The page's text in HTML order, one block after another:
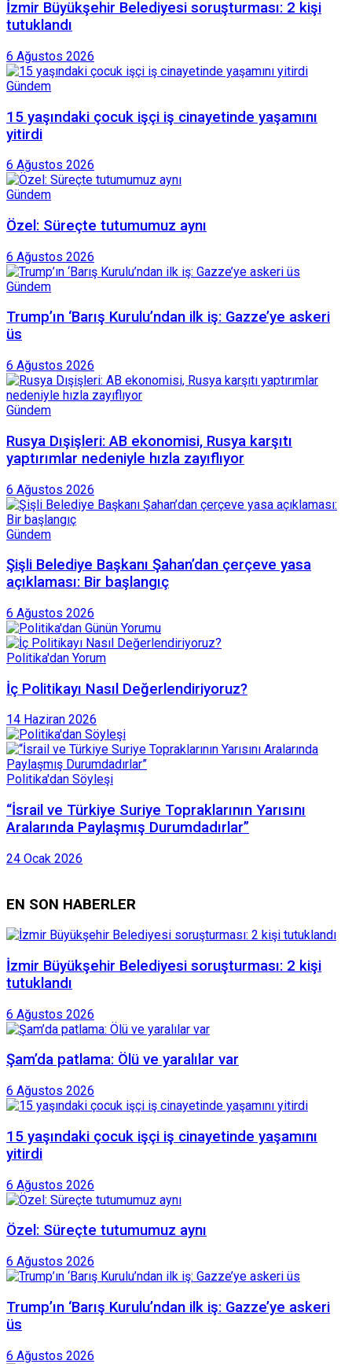
İzmir Büyükşehir Belediyesi soruşturması: 2 kişi
tutuklandı
6 Ağustos 2026
Gündem
15 yaşındaki çocuk işçi iş cinayetinde yaşamını
yitirdi
6 Ağustos 2026
Gündem
Özel: Süreçte tutumumuz aynı
6 Ağustos 2026
Gündem
Trump’ın ‘Barış Kurulu’ndan ilk iş: Gazze’ye askeri
üs
6 Ağustos 2026
Gündem
Rusya Dışişleri: AB ekonomisi, Rusya karşıtı
yaptırımlar nedeniyle hızla zayıflıyor
6 Ağustos 2026
Gündem
Şişli Belediye Başkanı Şahan’dan çerçeve yasa
açıklaması: Bir başlangıç
6 Ağustos 2026
Politika'dan Yorum
İç Politikayı Nasıl Değerlendiriyoruz?
14 Haziran 2026
Politika'dan Söyleşi
“İsrail ve Türkiye Suriye Topraklarının Yarısını
Aralarında Paylaşmış Durumdadırlar”
24 Ocak 2026
EN SON HABERLER
İzmir Büyükşehir Belediyesi soruşturması: 2 kişi
tutuklandı
6 Ağustos 2026
Şam’da patlama: Ölü ve yaralılar var
6 Ağustos 2026
15 yaşındaki çocuk işçi iş cinayetinde yaşamını
yitirdi
6 Ağustos 2026
Özel: Süreçte tutumumuz aynı
6 Ağustos 2026
Trump’ın ‘Barış Kurulu’ndan ilk iş: Gazze’ye askeri
üs
6 Ağustos 2026